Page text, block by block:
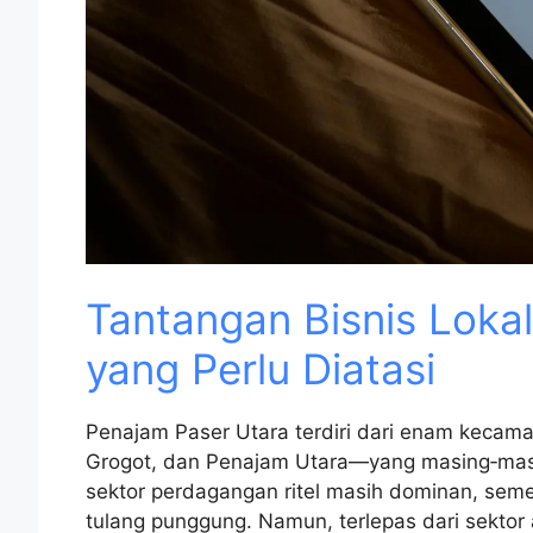
Tantangan Bisnis
yang Perlu Diatasi
Penajam Paser Utara terdiri dari enam
Grogot, dan Penajam Utara—yang
sektor perdagangan ritel masih dominan,
tulang punggung. Namun, terlepas dari